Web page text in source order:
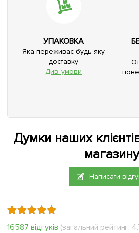
УПАКОВКА
Яка переживає будь-яку
доставку
Див. умови
Думки наших
магазину
Написати
16587 відгуків (загальний рейтинг: